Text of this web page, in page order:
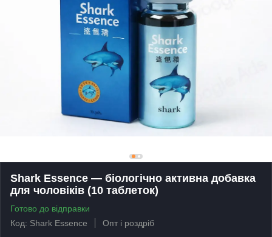
Shark Essence — біологічно активна добавка
для чоловіків (10 таблеток)
Готово до відправки
Код: Shark Essence
Опт і роздріб